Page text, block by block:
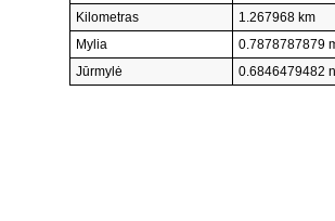
Kilometras
1.267968 km
Mylia
0.7878787879
Jūrmylė
0.6846479482